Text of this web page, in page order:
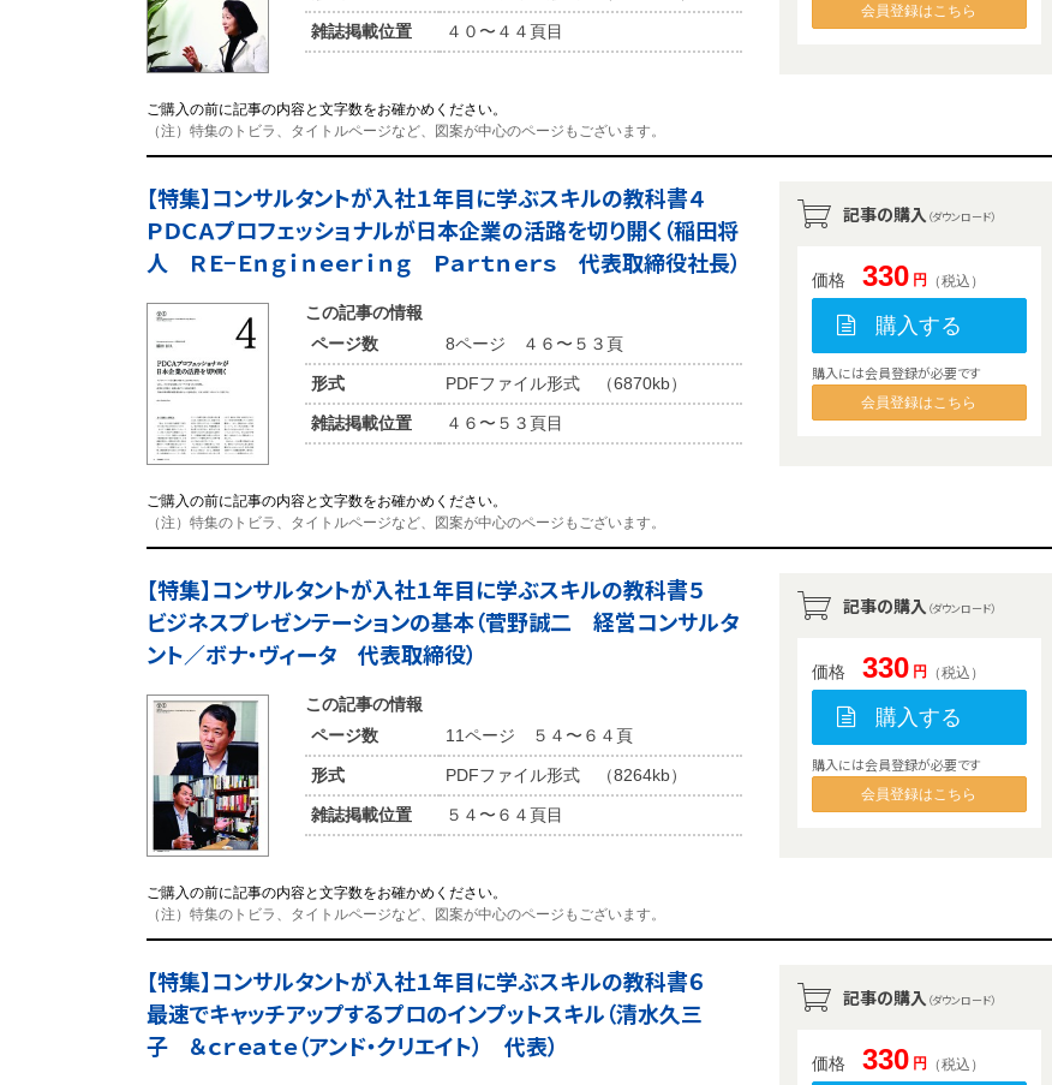
雑誌掲載位置 ４０〜４４頁目
ご購入の前に記事の内容と文字数をお確かめください。
（注）特集のトビラ、タイトルページなど、図案が中心のページもございます。
会員登録はこちら
【特集】コンサルタントが入社１年目に学ぶスキルの教科書４
ＰＤＣＡプロフェッショナルが日本企業の活路を切り開く（稲田将
人 ＲＥ−Ｅｎｇｉｎｅｅｒｉｎｇ Ｐａｒｔｎｅｒｓ 代表取締役社長）
この記事の情報
ページ数
8ページ ４６〜５３頁
形式 PDFファイル形式 （6870kb）
雑誌掲載位置 ４６〜５３頁目
ご購入の前に記事の内容と文字数をお確かめください。
（注）特集のトビラ、タイトルページなど、図案が中心のページもございます。
記事の購入 （ダウンロード）
価格 330 円 （税込）
購入する
購入には会員登録が必要です
会員登録はこちら
【特集】コンサルタントが入社１年目に学ぶスキルの教科書５
ビジネスプレゼンテーションの基本（菅野誠二 経営コンサルタ
ント／ボナ・ヴィータ 代表取締役）
この記事の情報
ページ数
11ページ ５４〜６４頁
形式 PDFファイル形式 （8264kb）
雑誌掲載位置 ５４〜６４頁目
ご購入の前に記事の内容と文字数をお確かめください。
（注）特集のトビラ、タイトルページなど、図案が中心のページもございます。
記事の購入 （ダウンロード）
価格 330 円 （税込）
購入する
購入には会員登録が必要です
会員登録はこちら
【特集】コンサルタントが入社１年目に学ぶスキルの教科書６
最速でキャッチアップするプロのインプットスキル（清水久三
子 ＆ｃｒｅａｔｅ（アンド・クリエイト） 代表）
記事の購入 （ダウンロード）
価格 330 円 （税込）